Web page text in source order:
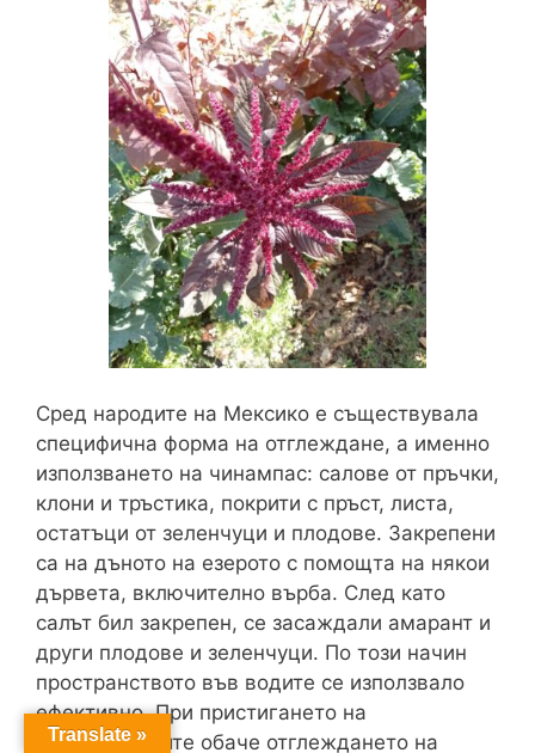
Сред народите на Мексико е съществувала
специфична форма на отглеждане, а именно
използването на чинампас: салове от пръчки,
клони и тръстика, покрити с пръст, листа,
остатъци от зеленчуци и плодове. Закрепени
са на дъното на езерото с помощта на някои
дървета, включително върба. След като
салът бил закрепен, се засаждали амарант и
други плодове и зеленчуци. По този начин
пространството във водите се използвало
ефективно. При пристигането на
колонизаторите обаче отглеждането на
Translate »